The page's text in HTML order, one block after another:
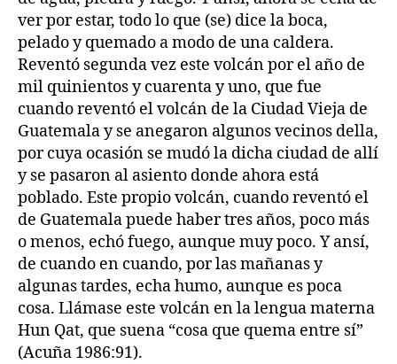
ver por estar, todo lo que (se) dice la boca,
pelado y quemado a modo de una caldera.
Reventó segunda vez este volcán por el año de
mil quinientos y cuarenta y uno, que fue
cuando reventó el volcán de la Ciudad Vieja de
Guatemala y se anegaron algunos vecinos della,
por cuya ocasión se mudó la dicha ciudad de allí
y se pasaron al asiento donde ahora está
poblado. Este propio volcán, cuando reventó el
de Guatemala puede haber tres años, poco más
o menos, echó fuego, aunque muy poco. Y ansí,
de cuando en cuando, por las mañanas y
algunas tardes, echa humo, aunque es poca
cosa. Llámase este volcán en la lengua materna
Hun Qat, que suena “cosa que quema entre sí”
(Acuña 1986:91).